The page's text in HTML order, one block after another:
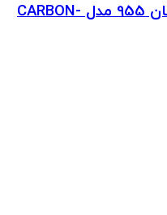
کلاه کاسکت فک متحرک سومان 955 مدل CARBON-